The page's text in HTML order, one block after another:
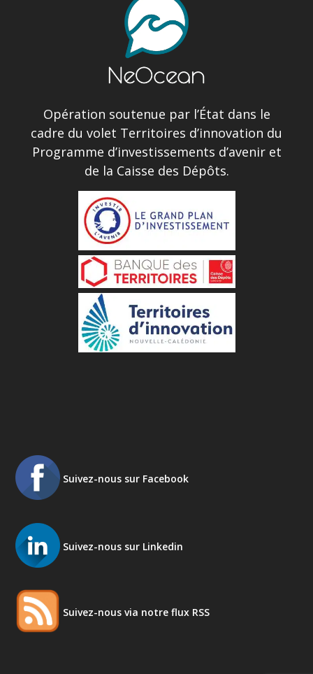
Opération soutenue par l’État dans le
cadre du volet Territoires d’innovation du
Programme d’investissements d’avenir et
de la Caisse des Dépôts.
Suivez-nous sur Facebook
Suivez-nous sur Linkedin
Suivez-nous via notre flux RSS